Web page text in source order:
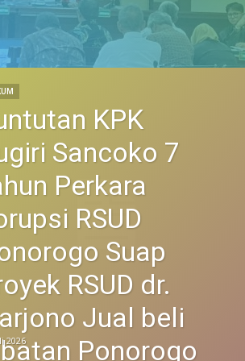
KPK
Sancoko 7
Perkara
RSUD
Suap
RSUD dr.
Jual beli
Ponorogo
2026